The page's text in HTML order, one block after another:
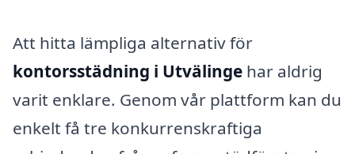
Att hitta lämpliga alternativ för
kontorsstädning i Utvälinge har aldrig
varit enklare. Genom vår plattform kan du
enkelt få tre konkurrenskraftiga